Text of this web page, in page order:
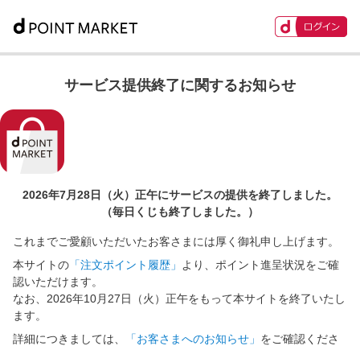
サービス提供終了に関するお知らせ
2026年7月28日（火）正午にサービスの提供を終了しました。
（毎日くじも終了しました。）
これまでご愛顧いただいたお客さまには厚く御礼申し上げます。
本サイトの 「注文ポイント履歴」
より、ポイント進呈状況をご確
認いただけます。
なお、2026年10月27日（火）正午をもって本サイトを終了いたし
ます。
詳細につきましては、
「お客さまへのお知らせ」 をご確認くださ